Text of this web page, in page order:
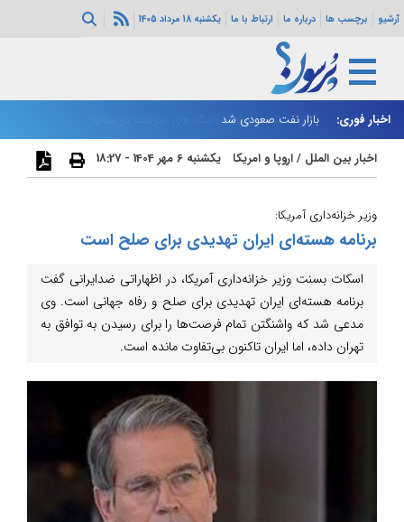
آرشیو برچسب ها درباره ما ارتباط با ما یکشنبه 18 مرداد 1405
اخبار فوری: بازار نفت صعودی شد
اخبار بین الملل /اروپا و امریکا یکشنبه 6 مهر 1404 - 18:27
وزیر خزانه‌داری آمریکا:
برنامه هسته‌ای ایران تهدیدی برای صلح است
اسکات بسنت وزیر خزانه‌داری آمریکا، در اظهاراتی ضدایرانی گفت
برنامه هسته‌ای ایران تهدیدی برای صلح و رفاه جهانی است. وی
مدعی شد که واشنگتن تمام فرصت‌ها را برای رسیدن به توافق به
تهران داده، اما ایران تاکنون بی‌تفاوت مانده است.